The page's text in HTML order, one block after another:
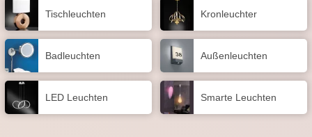
Tisch­leuchten Kronleuchter
Badleuchten Außen­leuchten
LED Leuchten Smarte Leuchten